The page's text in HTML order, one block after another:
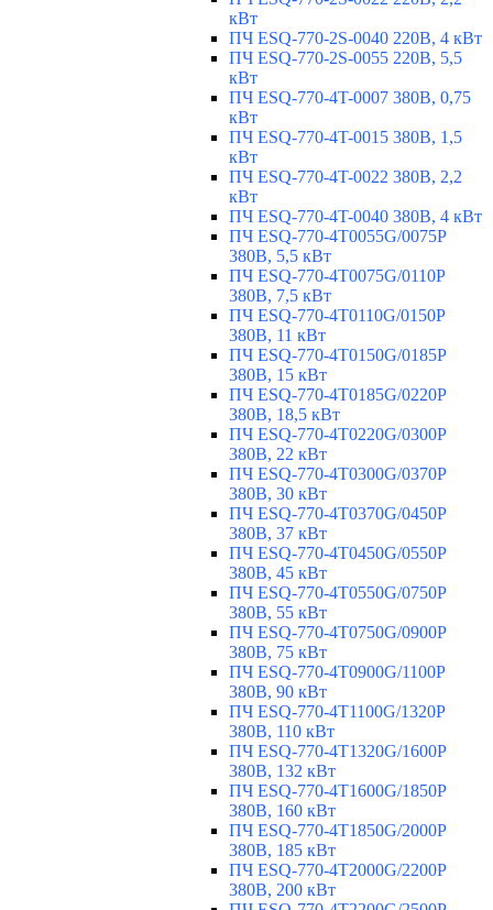
кВт
ПЧ ESQ-770-2S-0040 220В, 4 кВт
ПЧ ESQ-770-2S-0055 220В, 5,5
кВт
ПЧ ESQ-770-4T-0007 380В, 0,75
кВт
ПЧ ESQ-770-4T-0015 380В, 1,5
кВт
ПЧ ESQ-770-4T-0022 380В, 2,2
кВт
ПЧ ESQ-770-4T-0040 380В, 4 кВт
ПЧ ESQ-770-4T0055G/0075P
380В, 5,5 кВт
ПЧ ESQ-770-4T0075G/0110P
380В, 7,5 кВт
ПЧ ESQ-770-4T0110G/0150P
380В, 11 кВт
ПЧ ESQ-770-4T0150G/0185P
380В, 15 кВт
ПЧ ESQ-770-4T0185G/0220P
380В, 18,5 кВт
ПЧ ESQ-770-4T0220G/0300P
380В, 22 кВт
ПЧ ESQ-770-4T0300G/0370P
380В, 30 кВт
ПЧ ESQ-770-4T0370G/0450P
380В, 37 кВт
ПЧ ESQ-770-4T0450G/0550P
380В, 45 кВт
ПЧ ESQ-770-4T0550G/0750P
380В, 55 кВт
ПЧ ESQ-770-4T0750G/0900P
380В, 75 кВт
ПЧ ESQ-770-4T0900G/1100P
380В, 90 кВт
ПЧ ESQ-770-4T1100G/1320P
380В, 110 кВт
ПЧ ESQ-770-4T1320G/1600P
380В, 132 кВт
ПЧ ESQ-770-4T1600G/1850P
380В, 160 кВт
ПЧ ESQ-770-4T1850G/2000P
380В, 185 кВт
ПЧ ESQ-770-4T2000G/2200P
380В, 200 кВт